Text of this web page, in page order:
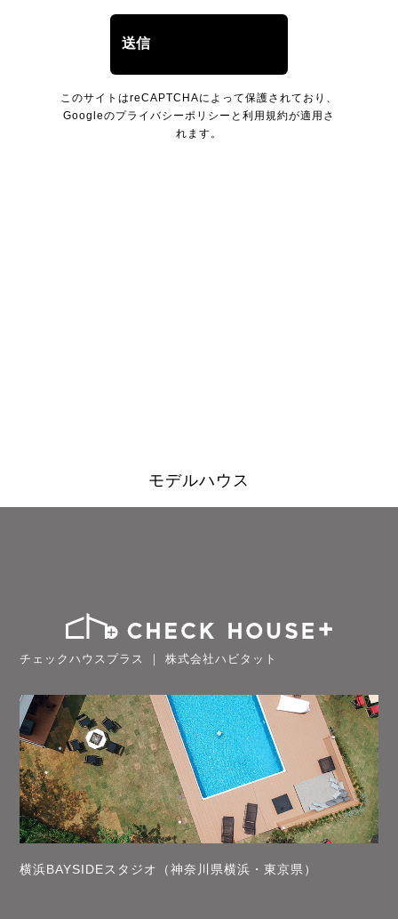
このサイトはreCAPTCHAによって保護されており、
Googleのプライバシーポリシー と 利用規約が適用さ
れます。
モデルハウス
チェックハウスプラス ｜ 株式会社ハビタット
横浜BAYSIDEスタジオ（神奈川県横浜・東京県）